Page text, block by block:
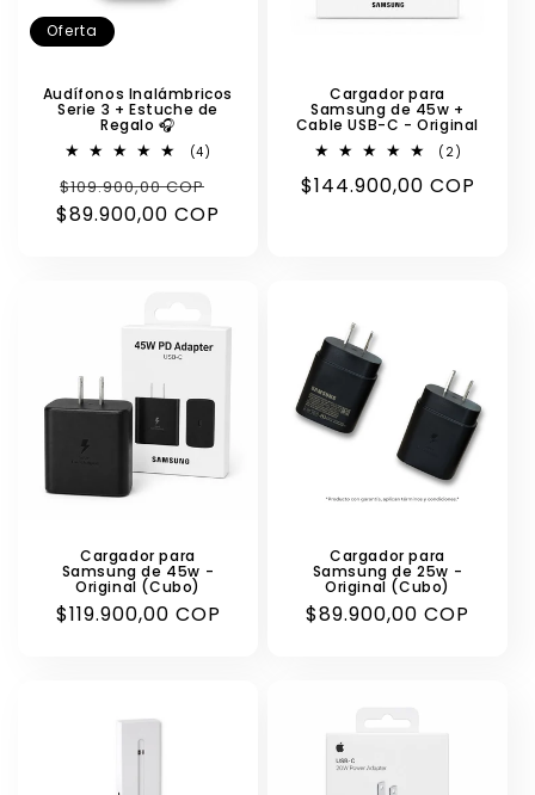
Oferta
Audífonos Inalámbricos
Serie 3 + Estuche de
Regalo 🎧
(4)
Precio
habitual
$109.900,00 COP
de
$89.900,00 COP
Cargador para
Samsung de 45w +
Cable USB-C - Original
(2)
totales
Precio
$144.900,00 COP
Cargador para
Samsung de 45w -
Original (Cubo)
Precio
$119.900,00 COP
Cargador para
Samsung de 25w -
Original (Cubo)
Precio
$89.900,00 COP